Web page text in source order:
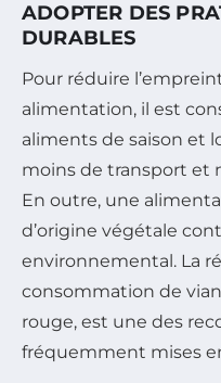
ADOPTER DES
DURABLES
Pour réduire
alimentation, il est
aliments de saison et
moins de transport et
En outre, une
d’origine végétale
environnemental. La
consommation de
rouge, est une des
fréquemment mises